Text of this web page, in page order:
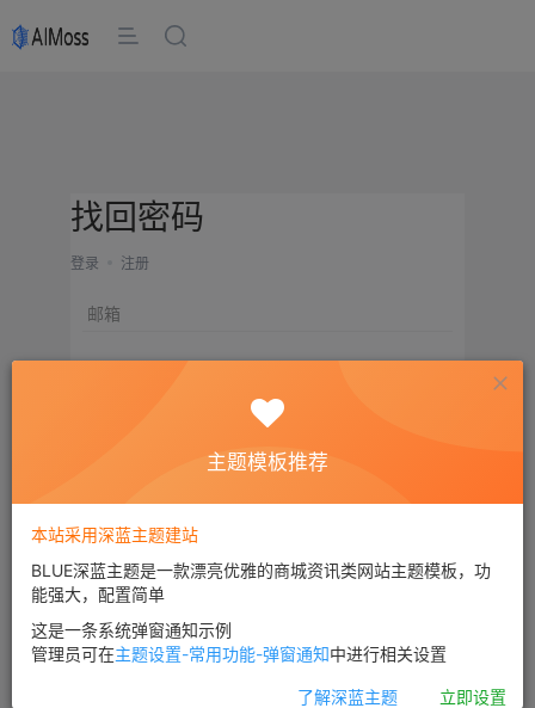
找回密码
登录 注册
邮箱
确认提交
主题模板推荐
本站采用深蓝主题建站
BLUE深蓝主题是一款漂亮优雅的商城资讯类网站主题模板，功
能强大，配置简单
这是一条系统弹窗通知示例
管理员可在主题设置-常用功能-弹窗通知中进行相关设置
了解深蓝主题 立即设置